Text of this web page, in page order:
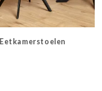
Eetkamerstoelen